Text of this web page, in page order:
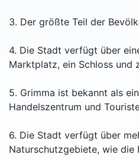
3. Der größte Teil der
4. Die Stadt verfügt über
Marktplatz, ein Schloss und
5. Grimma ist bekannt als
Handelszentrum und
6. Die Stadt verfügt über
Naturschutzgebiete, wie die